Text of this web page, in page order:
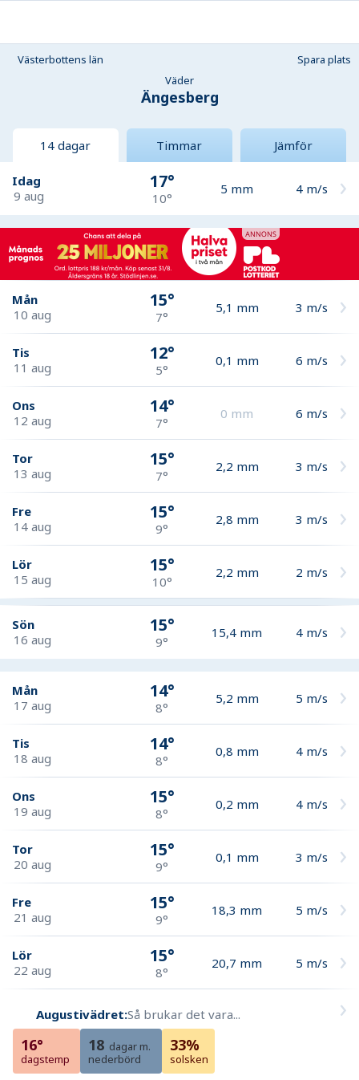
Västerbottens län
Spara plats
Väder
Ängesberg
14 dagar Timmar Jämför
Idag
9 aug
17°
10°
5 mm 4 m/s
Mån
10 aug
15°
7°
5,1 mm 3 m/s
Tis
11 aug
12°
5°
0,1 mm 6 m/s
Ons
12 aug
14°
7°
0 mm 6 m/s
Tor
13 aug
15°
7°
2,2 mm 3 m/s
Fre
14 aug
15°
9°
2,8 mm 3 m/s
Lör
15 aug
15°
10°
2,2 mm 2 m/s
Sön
16 aug
15°
9°
15,4 mm 4 m/s
Mån
17 aug
14°
8°
5,2 mm 5 m/s
Tis
18 aug
14°
8°
0,8 mm 4 m/s
Ons
19 aug
15°
8°
0,2 mm 4 m/s
Tor
20 aug
15°
9°
0,1 mm 3 m/s
Fre
21 aug
15°
9°
18,3 mm 5 m/s
Lör
22 aug
15°
8°
20,7 mm 5 m/s
Augustivädret:Så brukar det vara...
16°
dagstemp
18 dagar m.
nederbörd
33%
solsken